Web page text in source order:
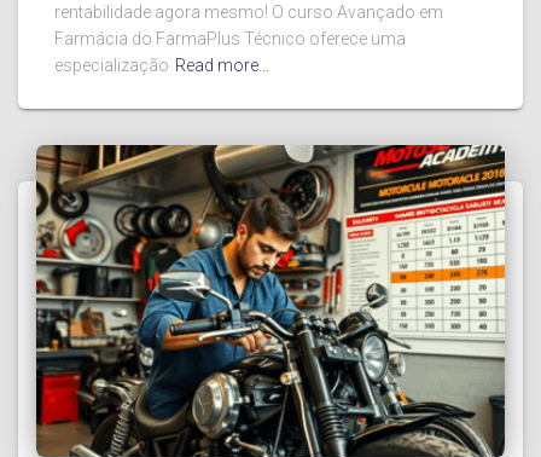
rentabilidade agora mesmo! O curso Avançado em
Farmácia do FarmaPlus Técnico oferece uma
especialização Read more…